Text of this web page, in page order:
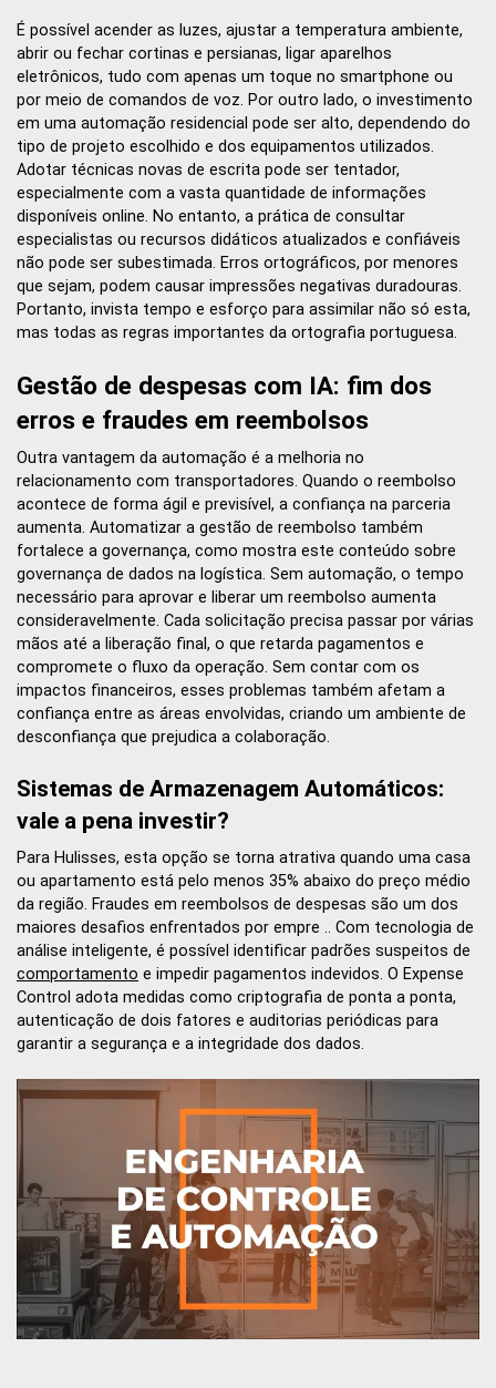
É possível acender as luzes, ajustar a temperatura ambiente,
abrir ou fechar cortinas e persianas, ligar aparelhos
eletrônicos, tudo com apenas um toque no smartphone ou
por meio de comandos de voz. Por outro lado, o investimento
em uma automação residencial pode ser alto, dependendo do
tipo de projeto escolhido e dos equipamentos utilizados.
Adotar técnicas novas de escrita pode ser tentador,
especialmente com a vasta quantidade de informações
disponíveis online. No entanto, a prática de consultar
especialistas ou recursos didáticos atualizados e confiáveis
não pode ser subestimada. Erros ortográficos, por menores
que sejam, podem causar impressões negativas duradouras.
Portanto, invista tempo e esforço para assimilar não só esta,
mas todas as regras importantes da ortografia portuguesa.
Gestão de despesas com IA: fim dos
erros e fraudes em reembolsos
Outra vantagem da automação é a melhoria no
relacionamento com transportadores. Quando o reembolso
acontece de forma ágil e previsível, a confiança na parceria
aumenta. Automatizar a gestão de reembolso também
fortalece a governança, como mostra este conteúdo sobre
governança de dados na logística. Sem automação, o tempo
necessário para aprovar e liberar um reembolso aumenta
consideravelmente. Cada solicitação precisa passar por várias
mãos até a liberação final, o que retarda pagamentos e
compromete o fluxo da operação. Sem contar com os
impactos financeiros, esses problemas também afetam a
confiança entre as áreas envolvidas, criando um ambiente de
desconfiança que prejudica a colaboração.
Sistemas de Armazenagem Automáticos:
vale a pena investir?
Para Hulisses, esta opção se torna atrativa quando uma casa
ou apartamento está pelo menos 35% abaixo do preço médio
da região. Fraudes em reembolsos de despesas são um dos
maiores desafios enfrentados por empre .. Com tecnologia de
análise inteligente, é possível identificar padrões suspeitos de
comportamento e impedir pagamentos indevidos. O Expense
Control adota medidas como criptografia de ponta a ponta,
autenticação de dois fatores e auditorias periódicas para
garantir a segurança e a integridade dos dados.